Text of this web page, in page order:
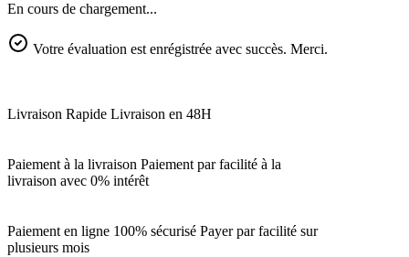
En cours de chargement...
Votre évaluation est enrégistrée avec succès. Merci.
Livraison Rapide Livraison en 48H
Paiement à la livraison Paiement par facilité à la
livraison avec 0% intérêt
Paiement en ligne 100% sécurisé Payer par facilité sur
plusieurs mois